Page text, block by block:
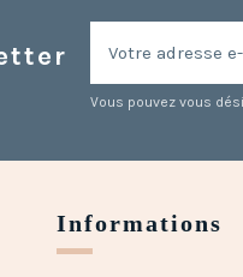
Vous pouvez vous
Informations